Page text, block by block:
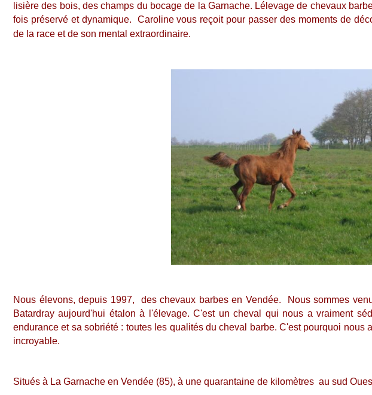
lisière des bois, des champs du bocage de la Garnache. Lélevage de chevaux
fois préservé et dynamique. Caroline vous reçoit pour passer des moments de
de la race et de son mental extraordinaire.
Nous élevons, depuis 1997, des chevaux barbes en Vendée.
Nous sommes
Batardray aujourd'hui étalon à l'élevage. C'est un cheval qui nous a vraiment
endurance et sa sobriété : toutes les qualités du cheval barbe. C'est pourquoi nous
incroyable.
Situés à La Garnache en Vendée (85), à une quarantaine de kilomètres au sud